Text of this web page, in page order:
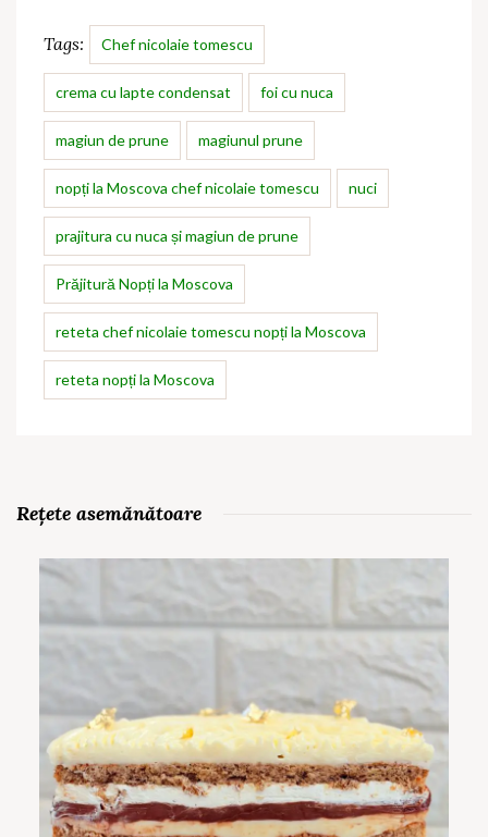
Tags: Chef nicolaie tomescu
crema cu lapte condensat foi cu nuca
magiun de prune magiunul prune
nopți la Moscova chef nicolaie tomescu nuci
prajitura cu nuca și magiun de prune
Prăjitură Nopți la Moscova
reteta chef nicolaie tomescu nopți la Moscova
reteta nopți la Moscova
Rețete asemănătoare